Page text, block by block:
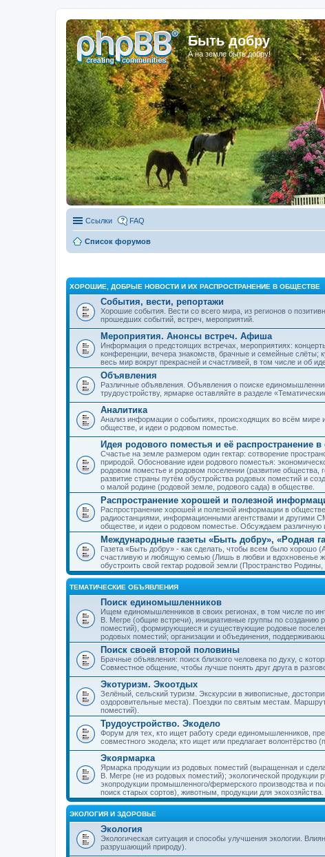
Быть добру
А на земле быть добру!
Ссылки FAQ
Список форумов
ХОРОШИЕ, ДОБРЫЕ НОВОСТИ И ИХ РАСПРОСТРАНЕНИЕ В ОБЩЕСТВЕ
События, вести, репортажи
Хорошие события. Вести со всего мира, из регионов о
прошедших событий, встреч, мероприятий.
Мероприятия. Анонсы встреч. Афиша
Информация о предстоящих встречах, мероприятиях:
конференции, вечера знакомств, брачные и семейные слёты;
весь мир вокруг прекрасней и счастливей, в том числе и об
Объявления
Различные объявления. Объявления о поиске
трудоустройству, ярмарке оставляйте в разделе
Аналитика
Анализ информации о событиях, происходящих во всём мире
обществе, и идеи о родовом поместье.
Идея родового поместья и её распространение в
Счастье на земле размером один гектар: сотворение
природой. Обоснование идеи родового поместья:
родовом поместье и родовом поселении (развитие общества,
развитие страны путём обустройства родовых поместий и
о малой родине (родовой земле, родового сада) в обществе.
Распространение хорошей и полезной
Распространение хорошей и полезной информации в
радиостанциями, информационными агентствами и другими
обществе, и идеи о родовом поместье. Обсуждаем
Международные газеты «Быть добру», «Родная
Газета «Быть добру» - как сделать, чтобы всем было хорошо
счастливую и любящую семью (Лишь в любви и вдохновенье
обустроить свой гектар родовой земли (Пространство Родины,
ТЕМАТИЧЕСКИЕ ОБЪЯВЛЕНИЯ
Поиск единомышленников
Ищем единомышленников в своих регионах, в том числе по
В. Мегре (общие встречи), инициативные группы по созданию
поместий), формирующиеся и существующие родовые
родовых поместий; организации и объединения,
Поиск своей второй половины
Брачные объявления: поиск близкого человека по духу, с
Совместное общение, чтобы лучше понять друг друга в
Экотуризм. Экоотдых
Зелёный, сельский туризм. Экскурсии в живописные,
оздоровительные места). Поездки по святым местам.
поместий).
Трудоустройство. Экодело
Форум для тех, кто ищет работу среди единомышленников,
совместного экодела; кто ищет или предлагает волонтёрство
Экоярмарка
Ярмарка продукции из родовых поместий (выращенная и
В. Мегре (не из родовых поместий); экологической
экопродукции промышленного/фермерского производства и
поиск старых сортов), животным, продукции для экохозяйства.
ЭКОЛОГИЯ И ЗДОРОВЬЕ
Экология
Экологическая ситуация и способы улучшения экологии.
разрушающий природу).